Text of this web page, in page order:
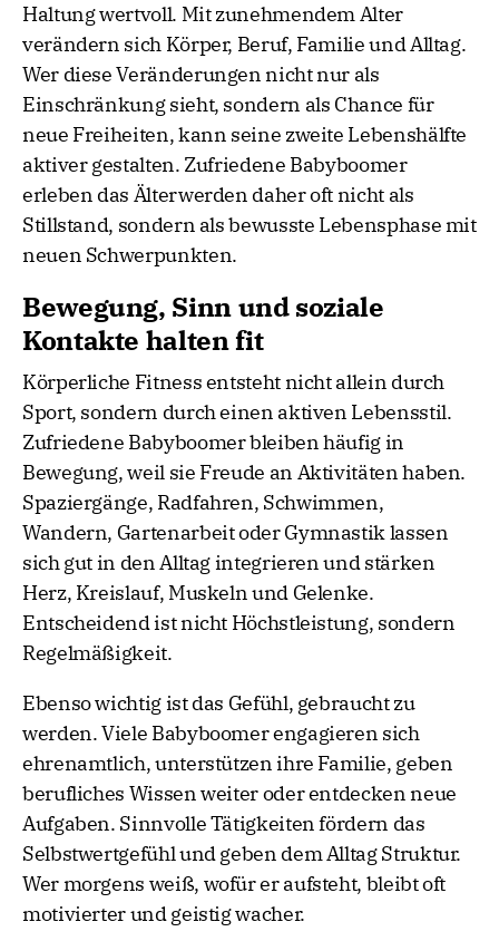
Haltung wertvoll. Mit zunehmendem Alter
verändern sich Körper, Beruf, Familie und Alltag.
Wer diese Veränderungen nicht nur als
Einschränkung sieht, sondern als Chance für
neue Freiheiten, kann seine zweite Lebenshälfte
aktiver gestalten. Zufriedene Babyboomer
erleben das Älterwerden daher oft nicht als
Stillstand, sondern als bewusste Lebensphase mit
neuen Schwerpunkten.
Bewegung, Sinn und soziale
Kontakte halten fit
Körperliche Fitness entsteht nicht allein durch
Sport, sondern durch einen aktiven Lebensstil.
Zufriedene Babyboomer bleiben häufig in
Bewegung, weil sie Freude an Aktivitäten haben.
Spaziergänge, Radfahren, Schwimmen,
Wandern, Gartenarbeit oder Gymnastik lassen
sich gut in den Alltag integrieren und stärken
Herz, Kreislauf, Muskeln und Gelenke.
Entscheidend ist nicht Höchstleistung, sondern
Regelmäßigkeit.
Ebenso wichtig ist das Gefühl, gebraucht zu
werden. Viele Babyboomer engagieren sich
ehrenamtlich, unterstützen ihre Familie, geben
berufliches Wissen weiter oder entdecken neue
Aufgaben. Sinnvolle Tätigkeiten fördern das
Selbstwertgefühl und geben dem Alltag Struktur.
Wer morgens weiß, wofür er aufsteht, bleibt oft
motivierter und geistig wacher.